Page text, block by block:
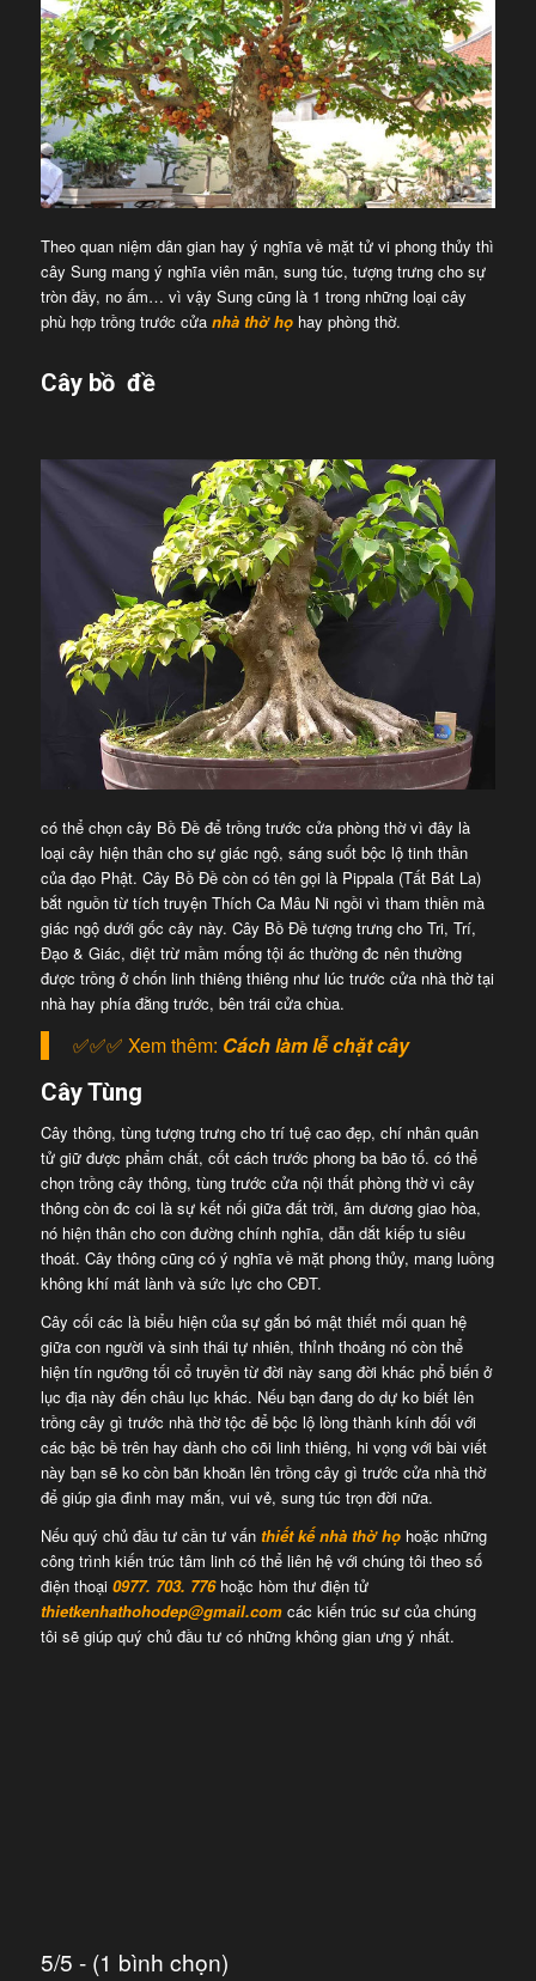
Theo quan niệm dân gian hay ý nghĩa về mặt tử vi phong thủy thì
cây Sung mang ý nghĩa viên mãn, sung túc, tượng trưng cho sự
tròn đầy, no ấm… vì vậy Sung cũng là 1 trong những loại cây
phù hợp trồng trước cửa nhà thờ họhay phòng thờ.
Cây bồ đề
có thể chọn cây Bồ Đề để trồng trước cửa phòng thờ vì đây là
loại cây hiện thân cho sự giác ngộ, sáng suốt bộc lộ tinh thần
của đạo Phật. Cây Bồ Đề còn có tên gọi là Pippala (Tất Bát La)
bắt nguồn từ tích truyện Thích Ca Mâu Ni ngồi vì tham thiền mà
giác ngộ dưới gốc cây này. Cây Bồ Đề tượng trưng cho Tri, Trí,
Đạo & Giác, diệt trừ mầm mống tội ác thường đc nên thường
được trồng ở chốn linh thiêng thiêng như lúc trước cửa nhà thờ tại
nhà hay phía đằng trước, bên trái cửa chùa.
✅✅✅ Xem thêm: Cách làm lễ chặt cây
Cây Tùng
Cây thông, tùng tượng trưng cho trí tuệ cao đẹp, chí nhân quân
tử giữ được phẩm chất, cốt cách trước phong ba bão tố. có thể
chọn trồng cây thông, tùng trước cửa nội thất phòng thờ vì cây
thông còn đc coi là sự kết nối giữa đất trời, âm dương giao hòa,
nó hiện thân cho con đường chính nghĩa, dẫn dắt kiếp tu siêu
thoát. Cây thông cũng có ý nghĩa về mặt phong thủy, mang luồng
không khí mát lành và sức lực cho CĐT.
Cây cối các là biểu hiện của sự gắn bó mật thiết mối quan hệ
giữa con người và sinh thái tự nhiên, thỉnh thoảng nó còn thể
hiện tín ngưỡng tối cổ truyền từ đời này sang đời khác phổ biến ở
lục địa này đến châu lục khác. Nếu bạn đang do dự ko biết lên
trồng cây gì trước nhà thờ tộc để bộc lộ lòng thành kính đối với
các bậc bề trên hay dành cho cõi linh thiêng, hi vọng với bài viết
này bạn sẽ ko còn băn khoăn lên trồng cây gì trước cửa nhà thờ
để giúp gia đình may mắn, vui vẻ, sung túc trọn đời nữa.
Nếu quý chủ đầu tư cần tư vấn thiết kế nhà thờ họhoặc những
công trình kiến trúc tâm linh có thể liên hệ với chúng tôi theo số
điện thoại 0977. 703. 776hoặc hòm thư điện tử
thietkenhathohodep@gmail.comcác kiến trúc sư của chúng
tôi sẽ giúp quý chủ đầu tư có những không gian ưng ý nhất.
5/5 - (1 bình chọn)